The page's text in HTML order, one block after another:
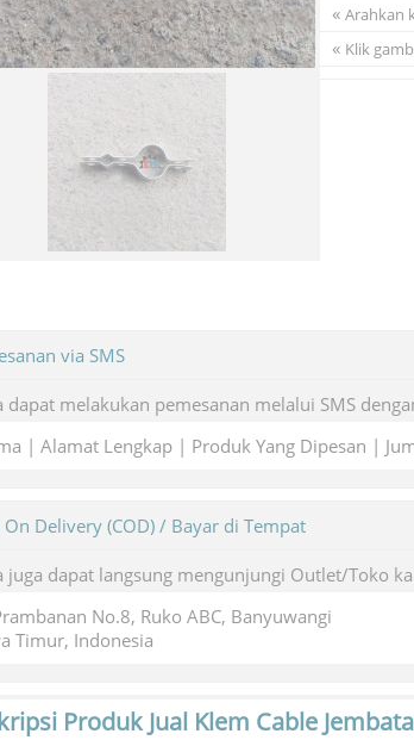
« Arahkan
« Klik
via SMS
dapat melakukan pemesanan melalui SMS
| Alamat Lengkap | Produk Yang Dipesan |
On Delivery (COD) / Bayar di Tempat
juga dapat langsung mengunjungi Outlet/Toko
No.8, Ruko ABC, Banyuwangi
Timur, Indonesia
Produk Jual Klem Cable